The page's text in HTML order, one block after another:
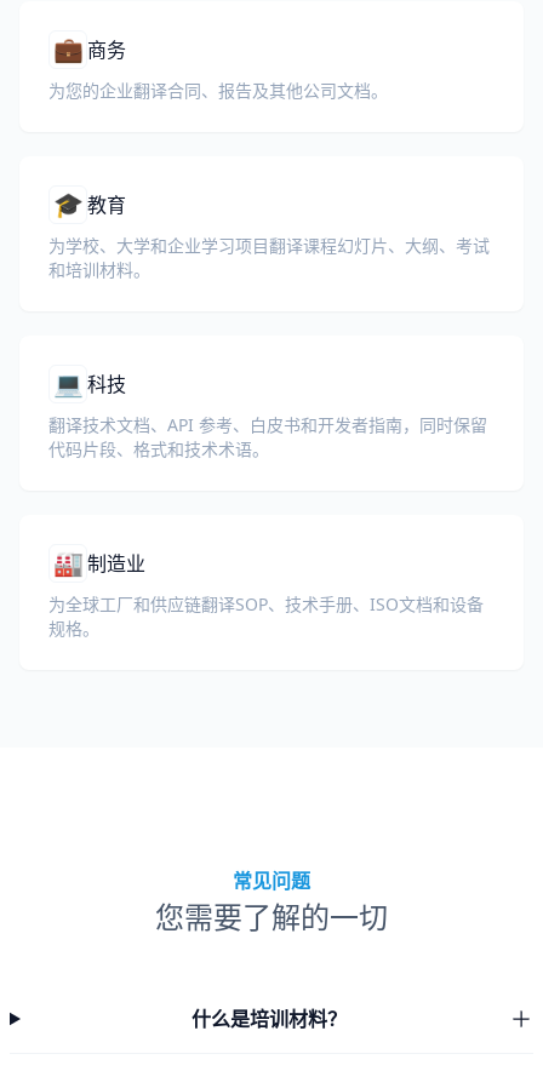
💼 商务
为您的企业翻译合同、报告及其他公司文档。
🎓教育
为学校、大学和企业学习项目翻译课程幻灯片、大纲、考试
和培训材料。
💻 科技
翻译技术文档、API 参考、白皮书和开发者指南，同时保留
代码片段、格式和技术术语。
🏭制造业
为全球工厂和供应链翻译SOP、技术手册、ISO文档和设备
规格。
常见问题
您需要了解的一切
什么是培训材料？